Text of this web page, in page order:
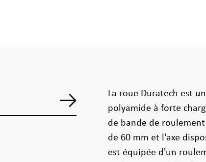
La roue Duratech est
polyamide à forte
de bande de
de 60 mm et l'axe
est équipée d'un